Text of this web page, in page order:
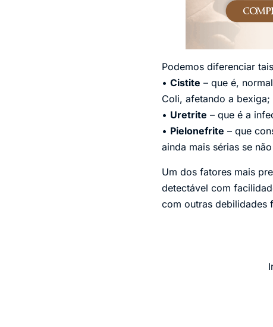
Podemos diferenciar
• Cistite – que é,
Coli, afetando a bexiga;
• Uretrite – que é a
• Pielonefrite – que
ainda mais sérias se
Um dos fatores mais
detectável com
com outras debilidades